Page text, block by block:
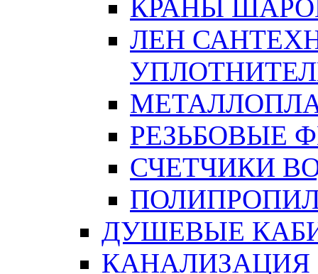
КРАНЫ
ЛЕН
РЕЗЬБОВЫЕ
СЧЕТЧИКИ
ДУШЕВЫЕ
КАНАЛИЗАЦИЯ